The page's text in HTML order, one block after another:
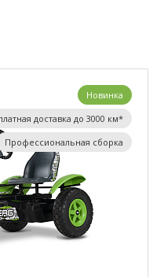
Новинка
доставка до 3000 км*
Профессиональная сборка